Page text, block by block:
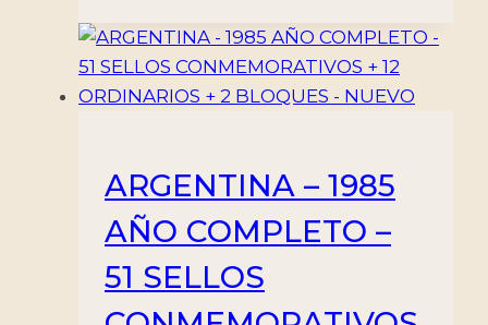
ARGENTINA – 1985
AÑO COMPLETO –
51 SELLOS